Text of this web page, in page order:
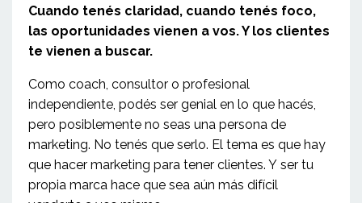
Cuando tenés claridad, cuando tenés foco,
las oportunidades vienen a vos. Y los clientes
te vienen a buscar.
Como coach, consultor o profesional
independiente, podés ser genial en lo que hacés,
pero posiblemente no seas una persona de
marketing. No tenés que serlo. El tema es que hay
que hacer marketing para tener clientes. Y ser tu
propia marca hace que sea aún más difícil